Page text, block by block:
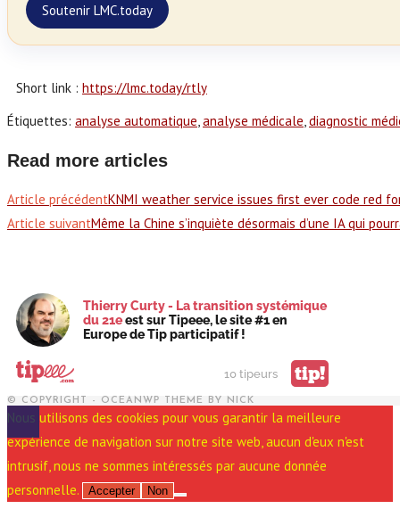
Soutenir LMC.today
Short link : https://lmc.today/rtly
Étiquettes: analyse automatique, analyse médicale, diagnostic
Read more articles
Article précédentKNMI weather service issues first ever code red
Article suivantMême la Chine s’inquiète désormais d’une IA qui
Thierry Curty - La transition systémique
du 21eest sur Tipeee, le site #1 en
Europe de Tip participatif !
10 tipeurs tip!
© COPYRIGHT - OCEANWP THEME BY NICK
Nous utilisons des cookies pour vous garantir la meilleure
expérience de navigation sur notre site web, aucun d'eux n'est
intrusif, nous ne sommes intéressés par aucune donnée
personnelle.
Accepter Non